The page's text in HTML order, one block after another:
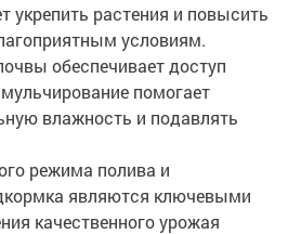
укрепить растения и повысить
условиям.
обеспечивает доступ
помогает
влажность и подавлять
режима полива и
являются ключевыми
качественного урожая